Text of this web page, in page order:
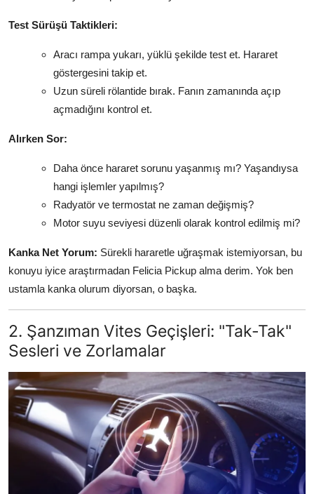
Test Sürüşü Taktikleri:
Aracı rampa yukarı, yüklü şekilde test et. Hararet
göstergesini takip et.
Uzun süreli rölantide bırak. Fanın zamanında açıp
açmadığını kontrol et.
Alırken Sor:
Daha önce hararet sorunu yaşanmış mı? Yaşandıysa
hangi işlemler yapılmış?
Radyatör ve termostat ne zaman değişmiş?
Motor suyu seviyesi düzenli olarak kontrol edilmiş mi?
Kanka Net Yorum: Sürekli hararetle uğraşmak istemiyorsan, bu
konuyu iyice araştırmadan Felicia Pickup alma derim. Yok ben
ustamla kanka olurum diyorsan, o başka.
2. Şanzıman Vites Geçişleri: "Tak-Tak"
Sesleri ve Zorlamalar